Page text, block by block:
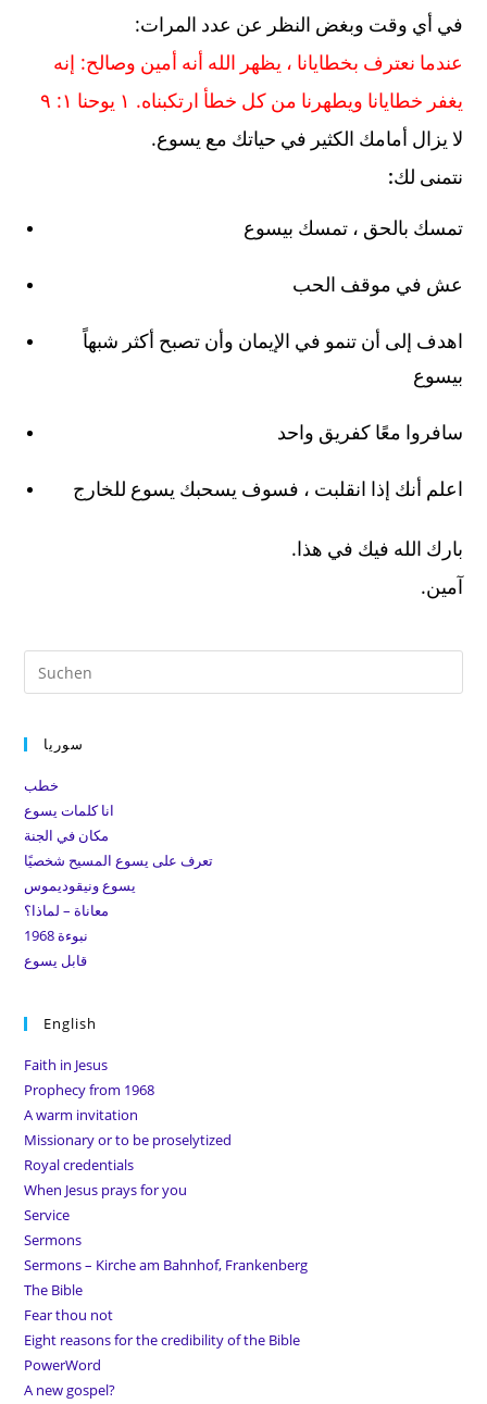
في أي وقت وبغض النظر عن عدد المرات:
عندما نعترف بخطايانا ، يظهر الله أنه أمين وصالح: إنه
يغفر خطايانا ويطهرنا من كل خطأ ارتكبناه. ١ يوحنا ١ : ٩
لا يزال أمامك الكثير في حياتك مع يسوع.
نتمنى لك:
تمسك بالحق ، تمسك بيسوع
عش في موقف الحب
اهدف إلى أن تنمو في الإيمان وأن تصبح أكثر شبهاً
بيسوع
سافروا معًا كفريق واحد
اعلم أنك إذا انقلبت ، فسوف يسحبك يسوع للخارج
بارك الله فيك في هذا.
آمين.
سوريا
خطب
انا كلمات يسوع
مكان في الجنة
تعرف على يسوع المسيح شخصيًا
يسوع ونيقوديموس
معاناة – لماذا؟
نبوءة 1968
قابل يسوع
English
Faith in Jesus
Prophecy from 1968
A warm invitation
Missionary or to be proselytized
Royal credentials
When Jesus prays for you
Service
Sermons
Sermons – Kirche am Bahnhof, Frankenberg
The Bible
Fear thou not
Eight reasons for the credibility of the Bible
PowerWord
A new gospel?